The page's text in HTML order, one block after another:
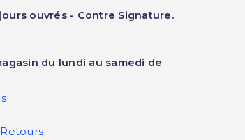
ouvrés - Contre Signature.
du lundi au samedi de